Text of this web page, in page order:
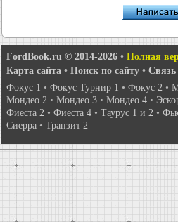
FordBook.ru © 2014-2026 • Полная
Карта сайта • Поиск по сайту • Связь
Фокус 1 • Фокус Турнир 1 • Фокус 2 •
Мондео 2 • Мондео 3 • Мондео 4 •
Фиеста 2 • Фиеста 4 • Таурус 1 и 2 •
Сиерра • Транзит 2